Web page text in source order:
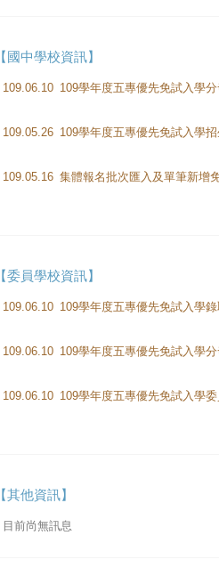
【國中學校資訊】
109.06.10
109.05.26
109.05.16
【委員學校資訊】
109.06.10
109.06.10
109.06.10
【其他資訊】
目前尚無訊息